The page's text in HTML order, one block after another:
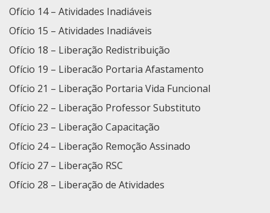
Ofício 14 – Atividades Inadiáveis
Ofício 15 – Atividades Inadiáveis
Ofício 18 – Liberação Redistribuição
Ofício 19 – Liberacão Portaria Afastamento
Ofício 21 – Liberação Portaria Vida Funcional
Ofício 22 – Liberação Professor Substituto
Ofício 23 – Liberação Capacitação
Ofício 24 – Liberação Remoção Assinado
Ofício 27 – Liberação RSC
Ofício 28 – Liberação de Atividades